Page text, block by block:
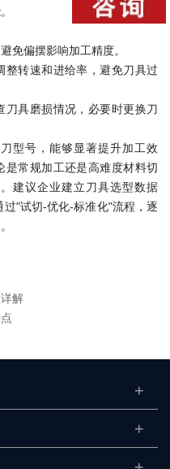
偏摆影响加工精度。
转速和进给率，避免刀具过
具磨损情况，必要时更换刀
号，能够显著提升加工效
是常规加工还是高难度材料切
建议企业建立刀具选型数据
"试切-优化-标准化"流程，逐
解